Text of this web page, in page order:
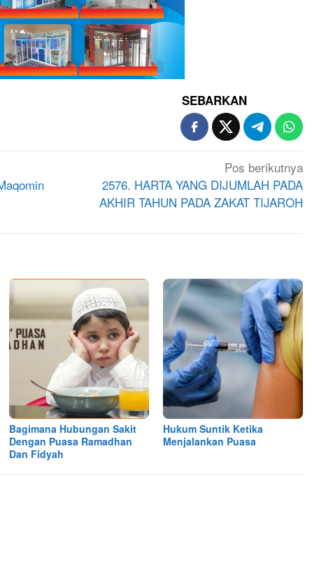
SEBARKAN
Pos berikutnya
2576. HARTA YANG DIJUMLAH PADA
AKHIR TAHUN PADA ZAKAT TIJAROH
Bagimana Hubungan Sakit
Dengan Puasa Ramadhan
Dan Fidyah
Hukum Suntik Ketika
Menjalankan Puasa